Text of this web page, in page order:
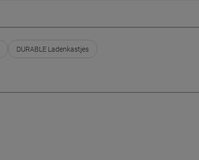
DURABLE Ladenkastjes